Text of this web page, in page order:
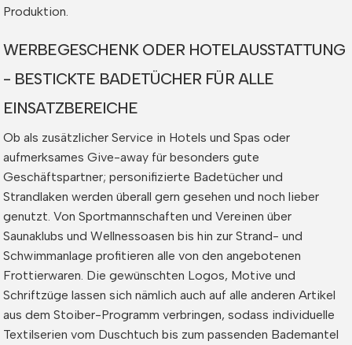
Produktion.
WERBEGESCHENK ODER HOTELAUSSTATTUNG
- BESTICKTE BADETÜCHER FÜR ALLE
EINSATZBEREICHE
Ob als zusätzlicher Service in Hotels und Spas oder
aufmerksames Give-away für besonders gute
Geschäftspartner; personifizierte Badetücher und
Strandlaken werden überall gern gesehen und noch lieber
genutzt. Von Sportmannschaften und Vereinen über
Saunaklubs und Wellnessoasen bis hin zur Strand- und
Schwimmanlage profitieren alle von den angebotenen
Frottierwaren. Die gewünschten Logos, Motive und
Schriftzüge lassen sich nämlich auch auf alle anderen Artikel
aus dem Stoiber-Programm verbringen, sodass individuelle
Textilserien vom Duschtuch bis zum passenden Bademantel